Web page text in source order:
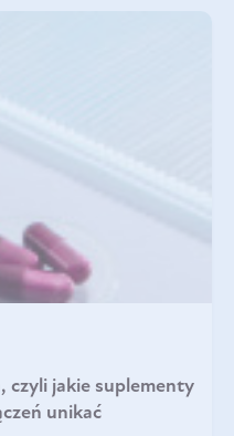
czyli jakie suplementy
unikać